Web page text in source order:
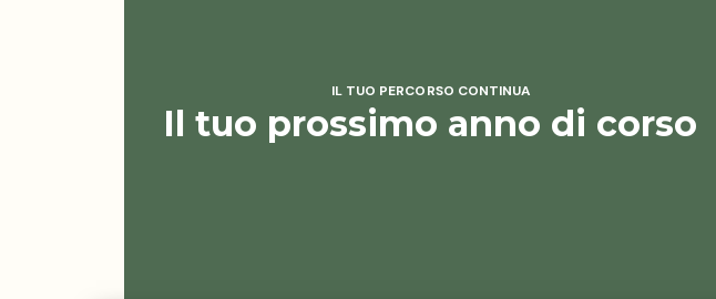
IL TUO PERCORSO CONTINUA
Il tuo prossimo anno di corso